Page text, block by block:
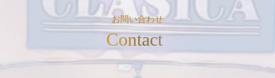
お問い合わせ
Contact